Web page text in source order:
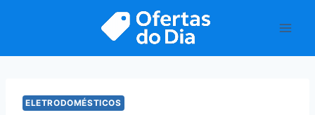
ELETRODOMÉSTICOS